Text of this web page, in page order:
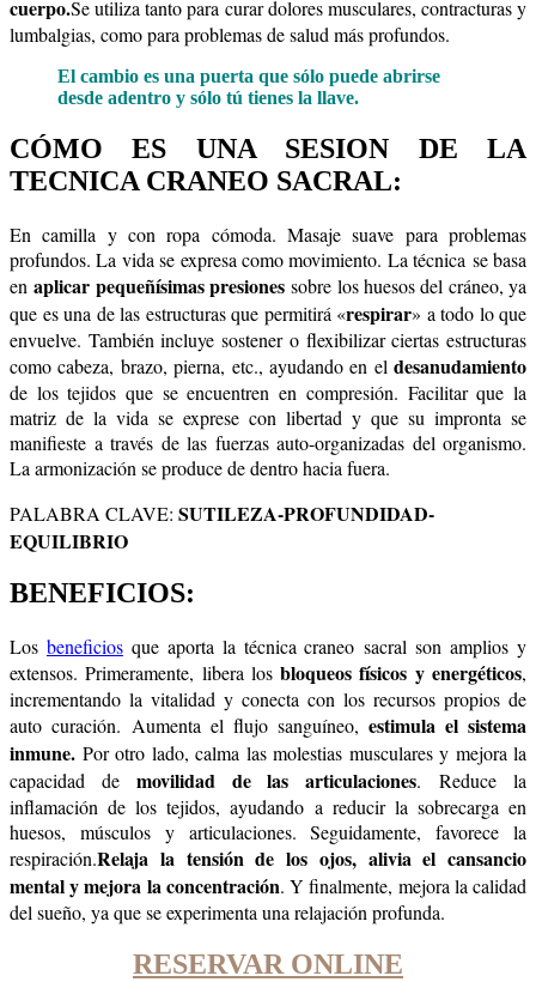
cuerpo.Se utiliza tanto para curar dolores musculares, contracturas y
lumbalgias, como para problemas de salud más profundos.
El cambio es una puerta que sólo puede abrirse
desde adentro y sólo tú tienes la llave.
CÓMO ES UNA SESION DE LA
TECNICA CRANEO SACRAL:
En camilla y con ropa cómoda. Masaje suave para problemas
profundos.La vida se expresa como movimiento. La técnica se basa
en aplicar pequeñísimas presionessobre los huesos del cráneo, ya
que es una de las estructuras que permitirá «respirar» a todo lo que
envuelve. También incluye sostener o flexibilizar ciertas estructuras
como cabeza, brazo, pierna, etc., ayudando en el desanudamiento
de los tejidos que se encuentren en compresión. Facilitar que la
matriz de la vida se exprese con libertad y que su impronta se
manifieste a través de las fuerzas auto-organizadas del organismo.
La armonización se produce de dentro hacia fuera.
PALABRA CLAVE: SUTILEZA-PROFUNDIDAD-
EQUILIBRIO
BENEFICIOS:
Los beneficiosque aporta la técnica craneo sacral son amplios y
extensos. Primeramente, libera losbloqueos físicos y energéticos,
incrementando la vitalidad y conecta con los recursos propios de
auto curación. Aumenta el flujo sanguíneo, estimula el sistema
inmune. Por otro lado, calma las molestias musculares y mejora la
capacidad de movilidad de las articulaciones. Reduce la
inflamación de los tejidos, ayudando a reducir la sobrecarga en
huesos, músculos y articulaciones. Seguidamente, favorece la
respiración.Relaja la tensión de los ojos, alivia el cansancio
mental y mejora la concentración. Y finalmente, mejora la calidad
del sueño, ya que se experimenta una relajación profunda.
RESERVAR ONLINE